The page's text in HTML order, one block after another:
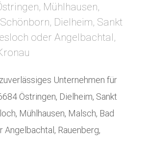
Mühlhausen,
Dielheim, Sankt
oder Angelbachtal,
Unternehmen für
Östringen, Dielheim, Sankt
Mühlhausen, Malsch, Bad
Angelbachtal, Rauenberg,